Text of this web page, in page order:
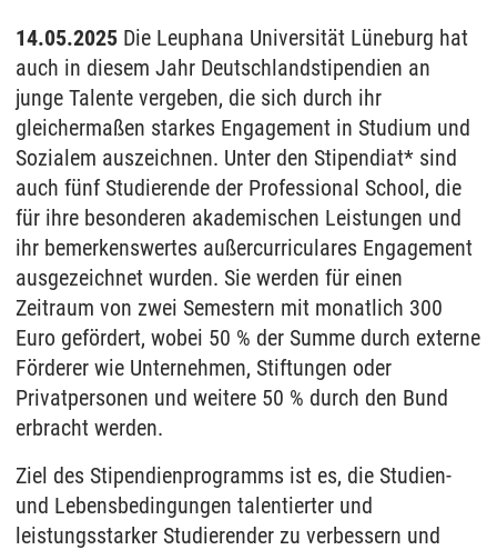
14.05.2025 Die Leuphana Universität Lüneburg hat
auch in diesem Jahr Deutschlandstipendien an
junge Talente vergeben, die sich durch ihr
gleichermaßen starkes Engagement in Studium und
Sozialem auszeichnen. Unter den Stipendiat* sind
auch fünf Studierende der Professional School, die
für ihre besonderen akademischen Leistungen und
ihr bemerkenswertes außercurriculares Engagement
ausgezeichnet wurden. Sie werden für einen
Zeitraum von zwei Semestern mit monatlich 300
Euro gefördert, wobei 50 % der Summe durch externe
Förderer wie Unternehmen, Stiftungen oder
Privatpersonen und weitere 50 % durch den Bund
erbracht werden.
Ziel des Stipendienprogramms ist es, die Studien-
und Lebensbedingungen talentierter und
leistungsstarker Studierender zu verbessern und